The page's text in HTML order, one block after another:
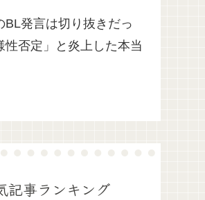
BL発言は切り抜きだっ
性否定」と炎上した本当
記事ランキング